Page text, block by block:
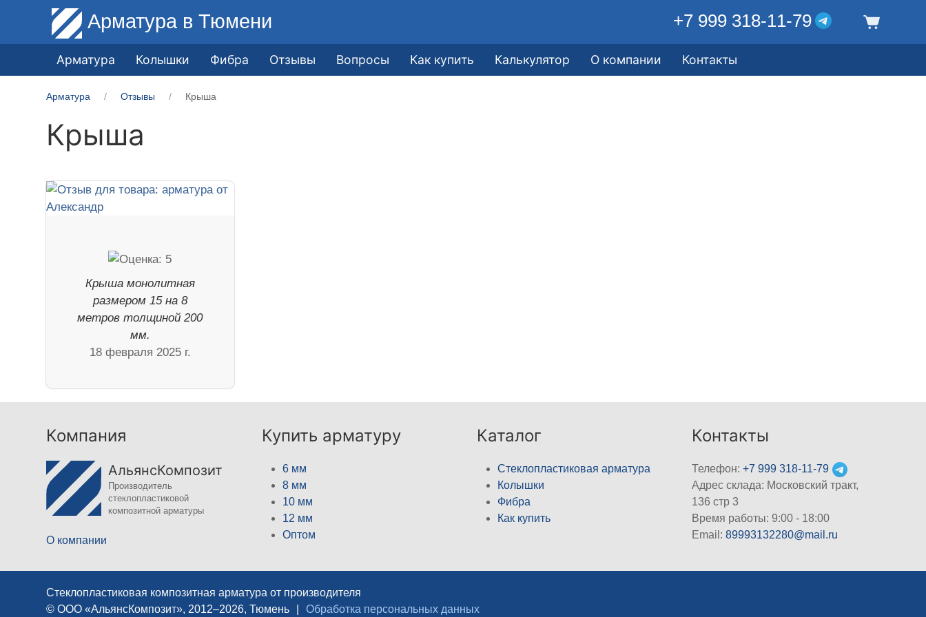
Арматура в Тюмени +7 999 318-11-79
Арматура Колышки Фибра Отзывы Вопросы Как купить Калькулятор О компании Контакты
Арматура Отзывы Крыша
Крыша
Крыша монолитная
размером 15 на 8
метров толщиной 200
мм.
18 февраля 2025 г.
Компания
АльянсКомпозит
Производитель
стеклопластиковой
композитной арматуры
О компании
Купить арматуру
6 мм
8 мм
10 мм
12 мм
Оптом
Каталог
Стеклопластиковая арматура
Колышки
Фибра
Как купить
Контакты
Телефон:+7 999 318-11-79
Адрес склада: Московский тракт,
136 стр 3
Время работы: 9:00 - 18:00
Email:89993132280@mail.ru
Стеклопластиковая композитная арматура от производителя
© ООО «АльянсКомпозит», 2012–2026, Тюмень
Обработка персональных данных